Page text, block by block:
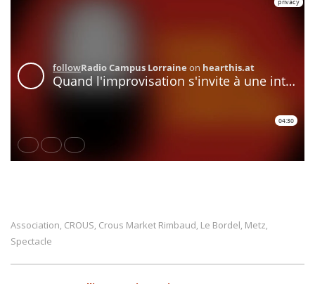
Association, CROUS, Crous Market Rimbaud, Le Bordel, Metz,
Spectacle